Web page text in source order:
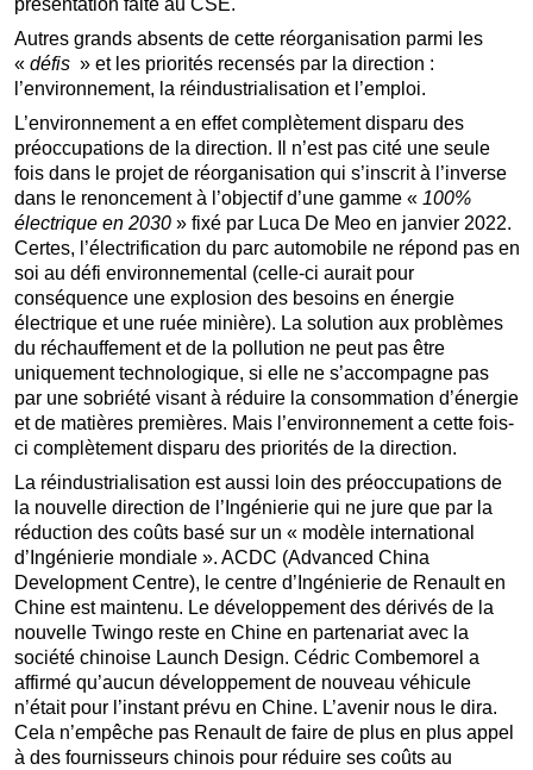
Autres grands absents de cette réorganisation parmi les
« défis » et les priorités recensés par la direction :
l’environnement, la réindustrialisation et l’emploi.
L’environnement a en effet complètement disparu des
préoccupations de la direction. Il n’est pas cité une seule
fois dans le projet de réorganisation qui s’inscrit à l’inverse
dans le renoncement à l’objectif d’une gamme « 100%
électrique en 2030» fixé par Luca De Meo en janvier 2022.
Certes, l’électrification du parc automobile ne répond pas en
soi au défi environnemental (celle-ci aurait pour
conséquence une explosion des besoins en énergie
électrique et une ruée minière). La solution aux problèmes
du réchauffement et de la pollution ne peut pas être
uniquement technologique, si elle ne s’accompagne pas
par une sobriété visant à réduire la consommation d’énergie
et de matières premières. Mais l’environnement a cette fois-
ci complètement disparu des priorités de la direction.
La réindustrialisation est aussi loin des préoccupations de
la nouvelle direction de l’Ingénierie qui ne jure que par la
réduction des coûts basé sur un « modèle international
d’Ingénierie mondiale ». ACDC (Advanced China
Development Centre), le centre d’Ingénierie de Renault en
Chine est maintenu. Le développement des dérivés de la
nouvelle Twingo reste en Chine en partenariat avec la
société chinoise Launch Design. Cédric Combemorel a
affirmé qu’aucun développement de nouveau véhicule
n’était pour l’instant prévu en Chine. L’avenir nous le dira.
Cela n’empêche pas Renault de faire de plus en plus appel
à des fournisseurs chinois pour réduire ses coûts au